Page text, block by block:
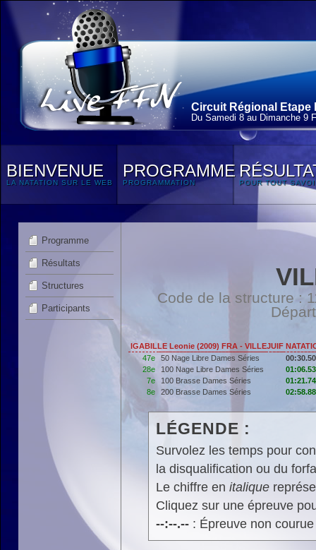
Circuit Régional Etape
Du Samedi 8 au Dimanche 9
BIENVENUE
LA NATATION SUR LE WEB
PROGRAMME
PROGRAMMATION POUR TOUT
Programme
Résultats
Structures
Participants
Code de la structure :
IGABILLE Leonie (2009) FRA - VILLEJUIF
47e
50 Nage Libre Dames Séries
00:30.50
28e
100 Nage Libre Dames Séries
01:06.53
7e
100 Brasse Dames Séries
01:21.74
8e
200 Brasse Dames Séries 02:58.88
LÉGENDE :
Survolez les temps pour
la disqualification ou du
Le chiffre en italique
Cliquez sur une épreuve
--:--.--: Épreuve non